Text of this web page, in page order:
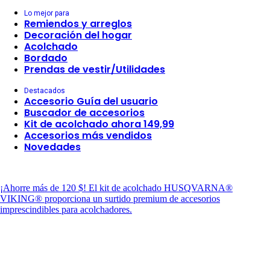
Lo mejor para
Remiendos y arreglos
Decoración del hogar
Acolchado
Bordado
Prendas de vestir/Utilidades
Destacados
Accesorio Guía del usuario
Buscador de accesorios
Kit de acolchado ahora 149,99
Accesorios más vendidos
Novedades
¡Ahorre más de 120 $! El kit de acolchado HUSQVARNA®
VIKING® proporciona un surtido premium de accesorios
imprescindibles para acolchadores.